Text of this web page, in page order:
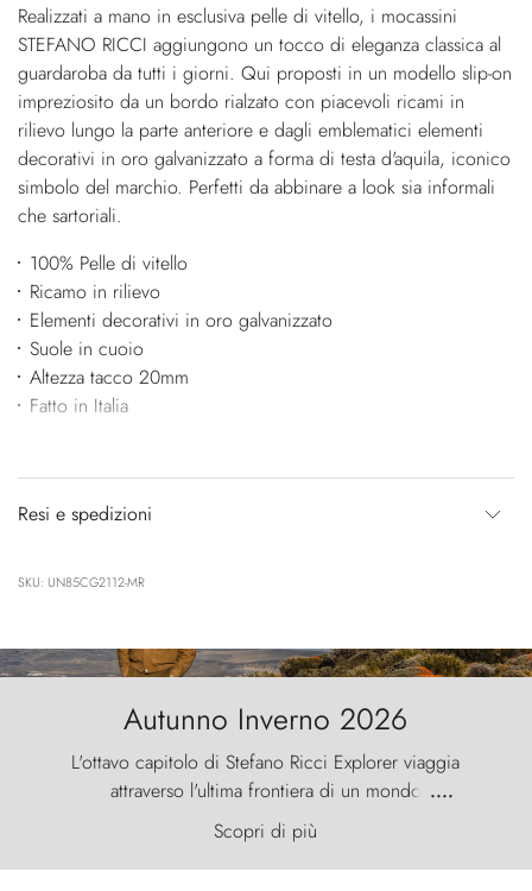
Realizzati a mano in esclusiva pelle di vitello, i mocassini
STEFANO RICCI aggiungono un tocco di eleganza classica al
guardaroba da tutti i giorni. Qui proposti in un modello slip-on
impreziosito da un bordo rialzato con piacevoli ricami in
rilievo lungo la parte anteriore e dagli emblematici elementi
decorativi in oro galvanizzato a forma di testa d'aquila, iconico
simbolo del marchio. Perfetti da abbinare a look sia informali
che sartoriali.
100% Pelle di vitello
Ricamo in rilievo
Elementi decorativi in oro galvanizzato
Suole in cuoio
Altezza tacco 20mm
Fatto in Italia
Resi e spedizioni
SKU: UN85CG2112-MR
Autunno Inverno 2026
L'ottavo capitolo di Stefano Ricci Explorer viaggia
attraverso l'ultima frontiera di un mondo
primordiale, dove il vento scolpisce la natura con
furia ancestrale e le Torres del Paine sfidano il
cielo come sentinelle di pietra.
....
Scopri di più